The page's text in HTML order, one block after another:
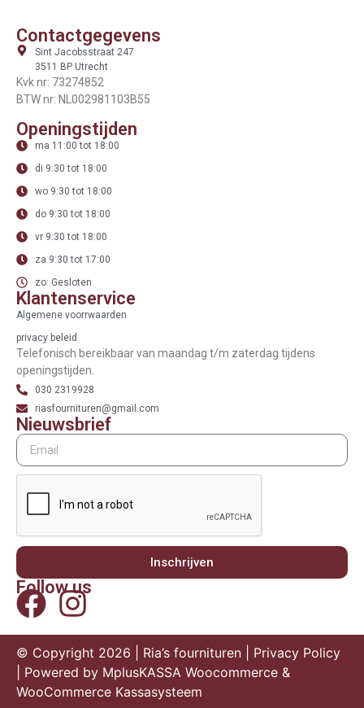
Contactgegevens
Sint Jacobsstraat 247
3511 BP Utrecht
Kvk nr: 73274852
BTW nr: NL002981103B55
Openingstijden
ma 11:00 tot 18:00
di 9:30 tot 18:00
wo 9:30 tot 18:00
do 9:30 tot 18:00
vr 9:30 tot 18:00
za 9:30 tot 17:00
zo: Gesloten
Klantenservice
Algemene voorrwaarden
privacy beleid
Telefonisch bereikbaar van maandag t/m zaterdag tijdens
openingstijden.
030 2319928
riasfournituren@gmail.com
Nieuwsbrief
Inschrijven
Follow us
© Copyright 2026 | Ria’s fournituren | Privacy Policy
| Powered by MplusKASSA Woocommerce &
WooCommerce Kassasysteem